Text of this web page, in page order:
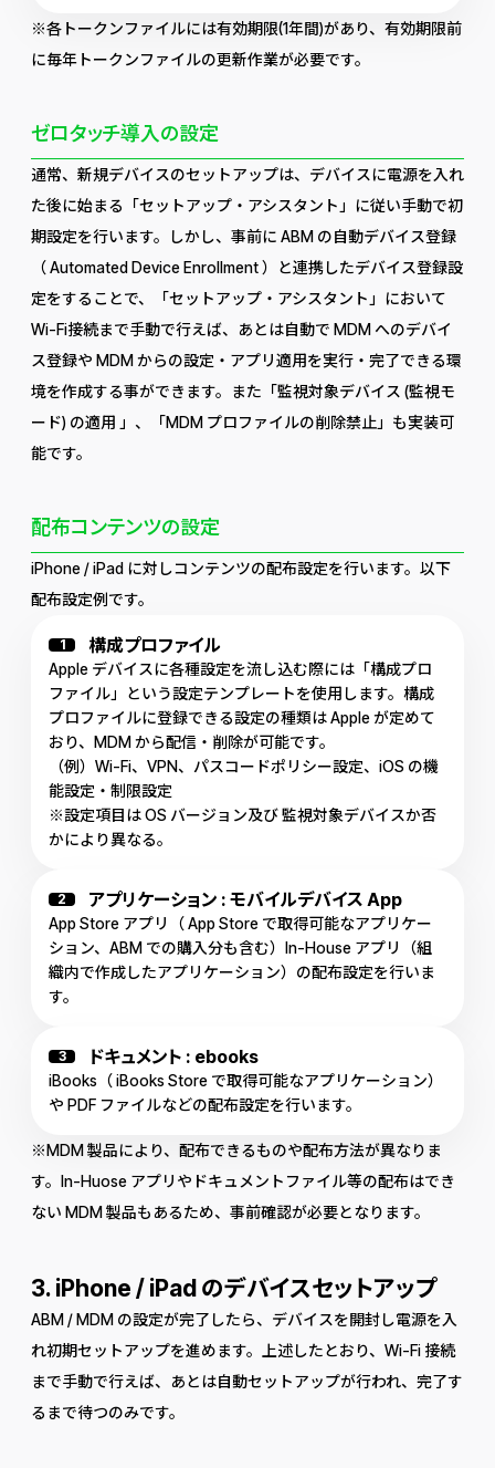
※各トークンファイルには有効期限(1年間)があり、有効期限前
に毎年トークンファイルの更新作業が必要です。
ゼロタッチ導入の設定
通常、新規デバイスのセットアップは、デバイスに電源を入れ
た後に始まる「セットアップ・アシスタント」に従い手動で初
期設定を行います。しかし、事前に ABM の自動デバイス登録
（ Automated Device Enrollment ）と連携したデバイス登録設
定をすることで、「セットアップ・アシスタント」において
Wi-Fi接続まで手動で行えば、あとは自動で MDM へのデバイ
ス登録や MDM からの設定・アプリ適用を実行・完了できる環
境を作成する事ができます。また「監視対象デバイス (監視モ
ード) の適用 」、「MDM プロファイルの削除禁止」も実装可
能です。
配布コンテンツの設定
iPhone / iPad に対しコンテンツの配布設定を行います。以下
配布設定例です。
1 構成プロファイル
Apple デバイスに各種設定を流し込む際には「構成プロ
ファイル」という設定テンプレートを使用します。構成
プロファイルに登録できる設定の種類は Apple が定めて
おり、MDM から配信・削除が可能です。
（例）Wi-Fi、VPN、パスコードポリシー設定、iOS の機
能設定・制限設定
※設定項目は OS バージョン及び 監視対象デバイスか否
かにより異なる。
2 アプリケーション : モバイルデバイス App
App Store アプリ（ App Store で取得可能なアプリケー
ション、ABM での購入分も含む）In-House アプリ（組
織内で作成したアプリケーション）の配布設定を行いま
す。
3 ドキュメント : ebooks
iBooks（ iBooks Store で取得可能なアプリケーション）
や PDF ファイルなどの配布設定を行います。
※MDM 製品により、配布できるものや配布方法が異なりま
す。In-Huose アプリやドキュメントファイル等の配布はでき
ない MDM 製品もあるため、事前確認が必要となります。
3. iPhone / iPad のデバイスセットアップ
ABM / MDM の設定が完了したら、デバイスを開封し電源を入
れ初期セットアップを進めます。上述したとおり、Wi-Fi 接続
まで手動で行えば、あとは自動セットアップが行われ、完了す
るまで待つのみです。